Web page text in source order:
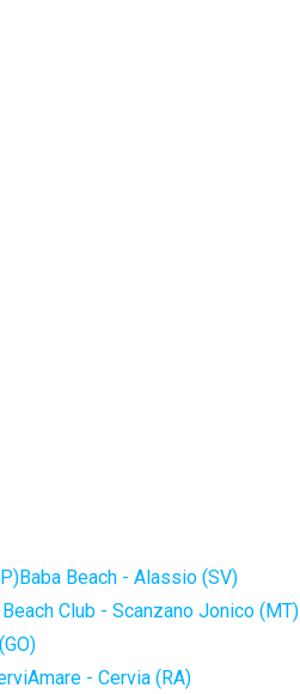
Baba Beach - Alassio (SV)
Club - Scanzano Jonico (MT)
- Cervia (RA)